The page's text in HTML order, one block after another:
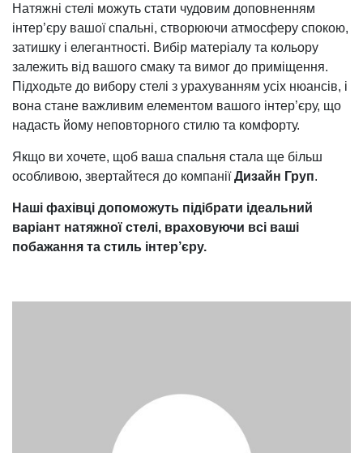
Натяжні стелі можуть стати чудовим доповненням
інтер’єру вашої спальні, створюючи атмосферу спокою,
затишку і елегантності. Вибір матеріалу та кольору
залежить від вашого смаку та вимог до приміщення.
Підходьте до вибору стелі з урахуванням усіх нюансів, і
вона стане важливим елементом вашого інтер’єру, що
надасть йому неповторного стилю та комфорту.
Якщо ви хочете, щоб ваша спальня стала ще більш
особливою, звертайтеся до компаніїДизайн Груп.
Наші фахівці допоможуть підібрати ідеальний
варіант натяжної стелі, враховуючи всі ваші
побажання та стиль інтер’єру.